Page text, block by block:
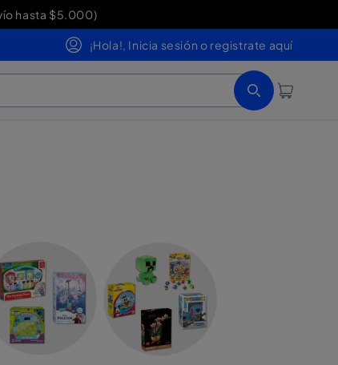
hasta $5.000)
354
¡Hola!, Inicia sesión o registrate aquí
Iniciar sesión
Carrito